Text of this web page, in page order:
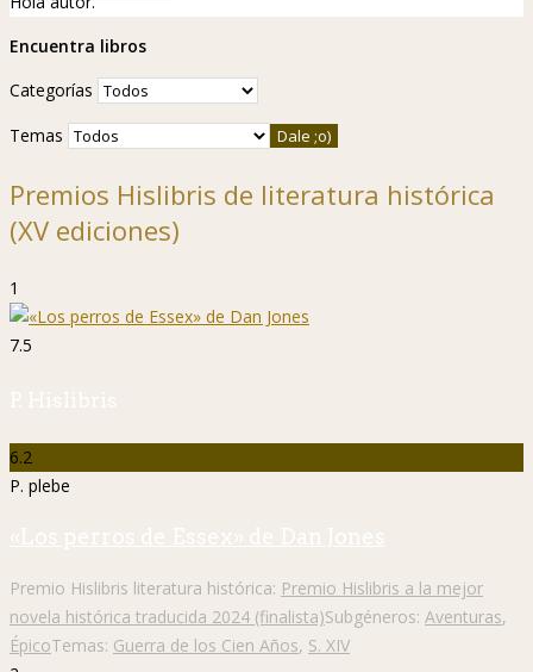
Encuentra libros
Categorías
Temas
Premios Hislibris de literatura histórica
(XV ediciones)
1
7.5
P. Hislibris
6.2
P. plebe
«Los perros de Essex» de Dan Jones
Premio Hislibris literatura histórica: Premio Hislibris a la mejor
novela histórica traducida 2024 (finalista)Subgéneros: Aventuras,
ÉpicoTemas: Guerra de los Cien Años, S. XIV